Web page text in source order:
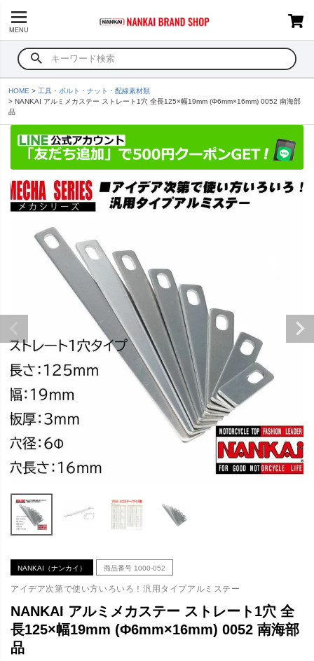
MENU
HOME
工具・ボルト・ナット・配線素材類
NANKAI アルミメカステー ストレート1穴 全長125×幅19mm (Φ6mm×16mm) 0052 南海部
品
NANKAI（ナンカイ） 商品番号 1000-052
アイデア次第で使い方いろいろ！汎用タイプアルミステー
NANKAI アルミメカステー ストレート1穴 全
長125×幅19mm (Φ6mm×16mm) 0052 南海部
品